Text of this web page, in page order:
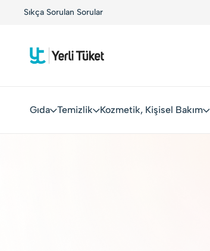
Sıkça Sorulan SorularKolay Boykot'u kullandınız mı?.
Gıda Temizlik Kozmetik, Kişisel Bakım